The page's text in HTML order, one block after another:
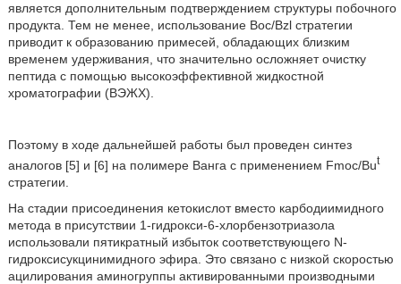
является дополнительным подтверждением структуры побочного
продукта. Тем не менее, использование Boc/Bzl стратегии
приводит к образованию примесей, обладающих близким
временем удерживания, что значительно осложняет очистку
пептида с помощью высокоэффективной жидкостной
хроматографии (ВЭЖХ).
Поэтому в ходе дальнейшей работы был проведен синтез
аналогов [5] и [6] на полимере Ванга с применением Fmoc/But
стратегии.
На стадии присоединения кетокислот вместо карбодиимидного
метода в присутствии 1-гидрокси-6-хлорбензотриазола
использовали пятикратный избыток соответствующего N-
гидроксисукцинимидного эфира. Это связано с низкой скоростью
ацилирования аминогруппы активированными производными